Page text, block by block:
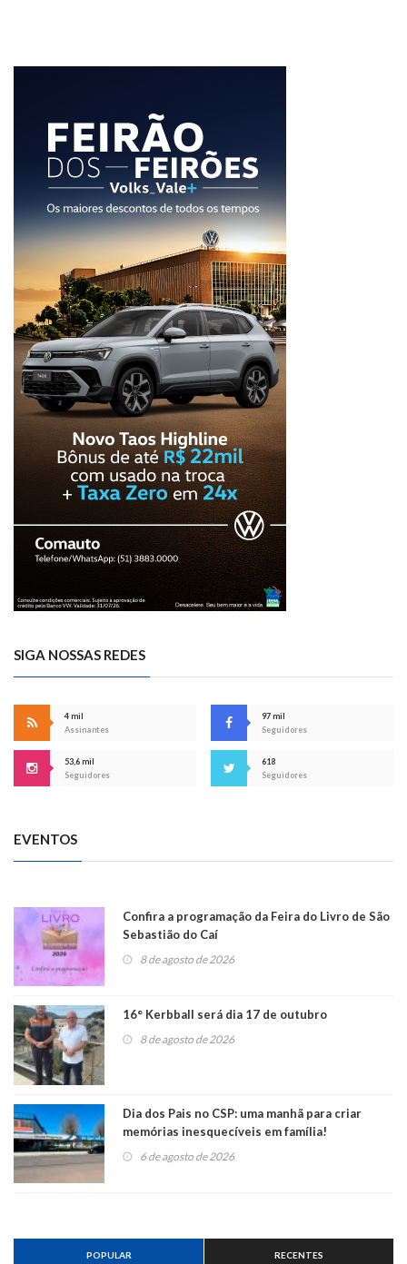
SIGA NOSSAS REDES
4 mil
Assinantes
97 mil
Seguidores
53,6 mil
Seguidores
618
Seguidores
EVENTOS
Confira a programação da Feira do Livro de São
Sebastião do Caí
8 de agosto de 2026
16° Kerbball será dia 17 de outubro
8 de agosto de 2026
Dia dos Pais no CSP: uma manhã para criar
memórias inesquecíveis em família!
6 de agosto de 2026
POPULAR RECENTES